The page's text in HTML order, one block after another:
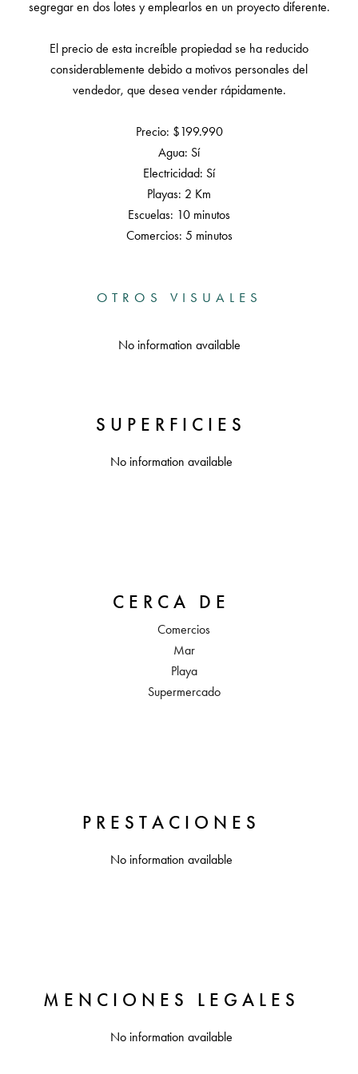
segregar en dos lotes y emplearlos en un proyecto diferente.
El precio de esta increíble propiedad se ha reducido
considerablemente debido a motivos personales del
vendedor, que desea vender rápidamente.
Precio: $199.990
Agua: Sí
Electricidad: Sí
Playas: 2 Km
Escuelas: 10 minutos
Comercios: 5 minutos
OTROS VISUALES
No information available
SUPERFICIES
No information available
CERCA DE
Comercios
Mar
Playa
Supermercado
PRESTACIONES
No information available
MENCIONES LEGALES
No information available